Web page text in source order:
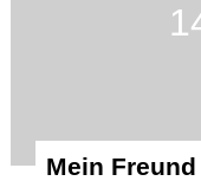
Mein